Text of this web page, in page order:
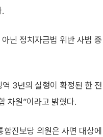
닌 정치자금법 위반 사범
3년의 실형이 확정된 한
차원”이라고 밝혔다.
진보당 의원은 사면 대상